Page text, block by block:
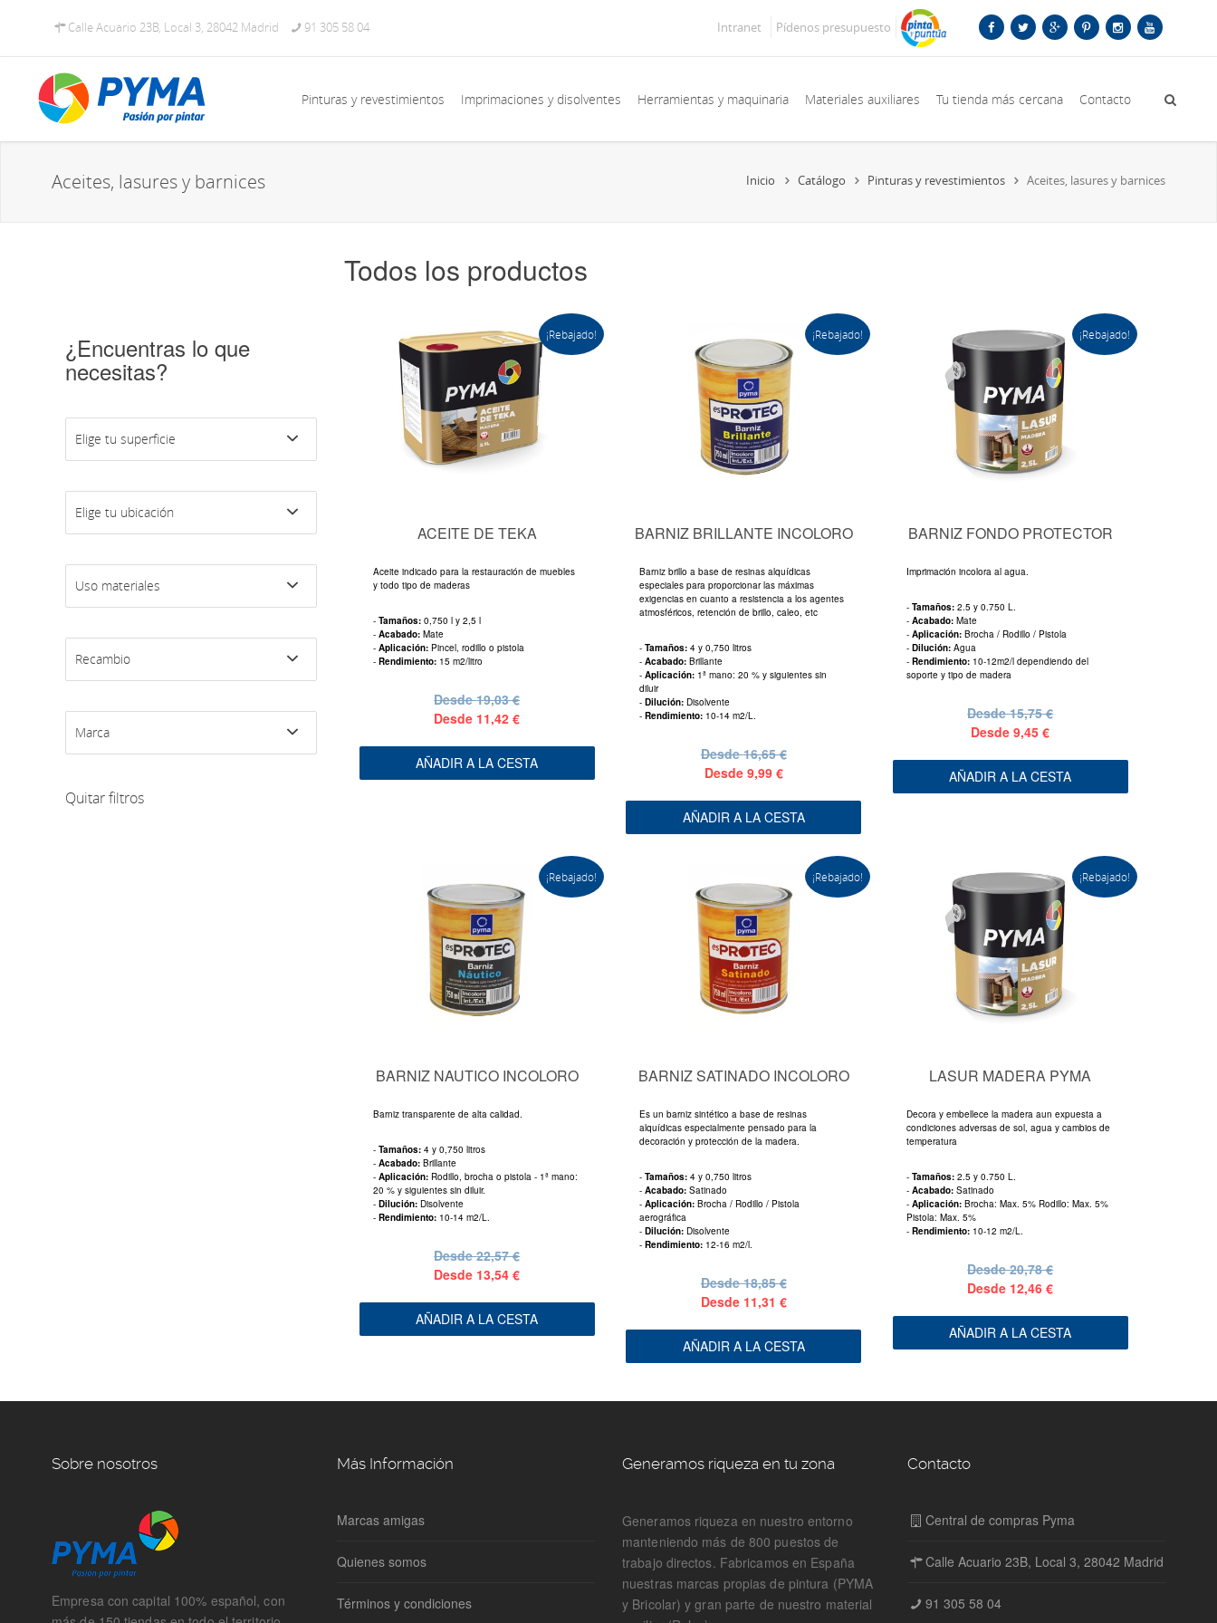
Calle Acuario 23B, Local 3, 28042 Madrid 91 305 58 04 Intranet Pídenos presupuesto
Pinturas y revestimientos Imprimaciones y disolventes Herramientas y maquinaria Materiales auxiliares Tu tienda más cercana Contacto
Aceites, lasures y barnices Inicio Catálogo Pinturas y revestimientos Aceites, lasures y barnices
Todos los productos
¡Rebajado!
ACEITE DE TEKA
Aceite indicado para la restauración de muebles
y todo tipo de maderas
- Tamaños: 0,750 l y 2,5 l
- Acabado: Mate
- Aplicación: Pincel, rodillo o pistola
- Rendimiento: 15 m2/litro
Desde19,03 €
Desde 11,42 €
AÑADIR A LA CESTA
¡Rebajado!
BARNIZ BRILLANTE INCOLORO
Barniz brillo a base de resinas alquídicas
especiales para proporcionar las máximas
exigencias en cuanto a resistencia a los agentes
atmosféricos, retención de brillo, caleo, etc
-Tamaños:4 y 0,750 litros
-Acabado:Brillante
-Aplicación: 1ª mano: 20 % y siguientes sin
diluir
-Dilución:Disolvente
-Rendimiento: 10-14 m2/L.
Desde16,65 €
Desde 9,99 €
AÑADIR A LA CESTA
¡Rebajado!
BARNIZ FONDO PROTECTOR
Imprimación incolora al agua.
- Tamaños: 2.5 y 0.750 L.
- Acabado: Mate
- Aplicación: Brocha / Rodillo / Pistola
- Dilución: Agua
- Rendimiento: 10-12m2/l dependiendo del
soporte y tipo de madera
Desde15,75 €
Desde9,45 €
AÑADIR A LA CESTA
¡Rebajado!
BARNIZ NAUTICO INCOLORO
Barniz transparente de alta calidad.
- Tamaños: 4 y 0,750 litros
- Acabado: Brillante
- Aplicación: Rodillo, brocha o pistola - 1ª mano:
20 % y siguientes sin diluir.
- Dilución: Disolvente
- Rendimiento: 10-14 m2/L.
Desde22,57 €
Desde 13,54 €
AÑADIR A LA CESTA
¡Rebajado!
BARNIZ SATINADO INCOLORO
Es un barniz sintético a base de resinas
alquídicas especialmente pensado para la
decoración y protección de la madera.
-Tamaños:4 y 0,750 litros
-Acabado:Satinado
-Aplicación:Brocha / Rodillo / Pistola
aerográfica
-Dilución:Disolvente
-Rendimiento: 12-16 m2/l.
Desde18,85 €
Desde 11,31 €
AÑADIR A LA CESTA
¡Rebajado!
LASUR MADERA PYMA
Decora y embellece la madera aun expuesta a
condiciones adversas de sol, agua y cambios de
temperatura
- Tamaños: 2.5 y 0.750 L.
- Acabado: Satinado
- Aplicación: Brocha: Max. 5% Rodillo: Max. 5%
Pistola: Max. 5%
- Rendimiento: 10-12 m2/L.
Desde20,78 €
Desde 12,46 €
AÑADIR A LA CESTA
¿Encuentras lo que
necesitas?
Elige tu superficie
Elige tu ubicación
Uso materiales
Recambio
Marca
Quitar filtros
Sobre nosotros
Empresa con capital 100% español, con
Más Información
Marcas amigas
Quienes somos
Términos y condiciones
Generamos riqueza en tu zona
Generamos riqueza en nuestro entorno
manteniendo más de 800 puestos de
trabajo directos. Fabricamos en España
nuestras marcas propias de pintura (PYMA
y Bricolar) y gran parte de nuestro material
Contacto
Central de compras Pyma
Calle Acuario 23B, Local 3, 28042 Madrid
91 305 58 04